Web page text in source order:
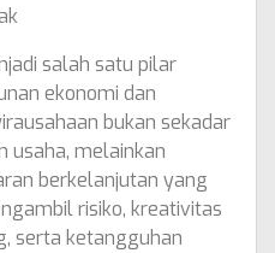
salah satu pilar
ekonomi dan
bukan sekadar
usaha, melainkan
berkelanjutan yang
risiko, kreativitas
serta ketangguhan